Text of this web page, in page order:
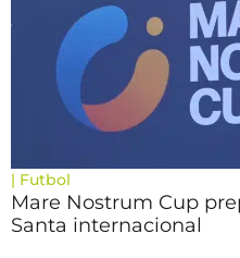
| Futbol
Mare Nostrum Cup
Santa internacional